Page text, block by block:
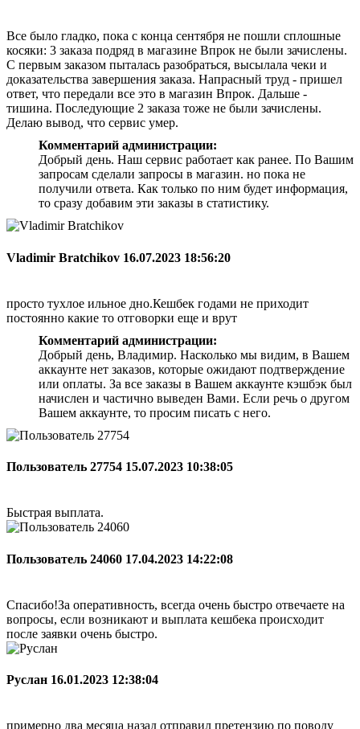
Все было гладко, пока с конца сентября не пошли сплошные
косяки: 3 заказа подряд в магазине Впрок не были зачислены.
С первым заказом пыталась разобраться, высылала чеки и
доказательства завершения заказа. Напрасный труд - пришел
ответ, что передали все это в магазин Впрок. Дальше -
тишина. Последующие 2 заказа тоже не были зачислены.
Делаю вывод, что сервис умер.
Комментарий администрации:
Добрый день. Наш сервис работает как ранее. По Вашим
запросам сделали запросы в магазин. но пока не
получили ответа. Как только по ним будет информация,
то сразу добавим эти заказы в статистику.
Vladimir Bratchikov 16.07.2023 18:56:20
просто тухлое ильное дно.Кешбек годами не приходит
постоянно какие то отговорки еще и врут
Комментарий администрации:
Добрый день, Владимир. Насколько мы видим, в Вашем
аккаунте нет заказов, которые ожидают подтверждение
или оплаты. За все заказы в Вашем аккаунте кэшбэк был
начислен и частично выведен Вами. Если речь о другом
Вашем аккаунте, то просим писать с него.
Пользователь 27754 15.07.2023 10:38:05
Быстрая выплата.
Пользователь 24060 17.04.2023 14:22:08
Спасибо!За оперативность, всегда очень быстро отвечаете на
вопросы, если возникают и выплата кешбека происходит
после заявки очень быстро.
Руслан 16.01.2023 12:38:04
примерно два месяца назад отправил претензию по поводу